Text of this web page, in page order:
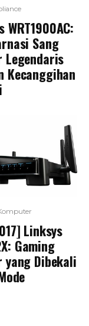
WRT1900AC:
Sang
Legendaris
Kecanggihan
Linksys
Gaming
yang Dibekali